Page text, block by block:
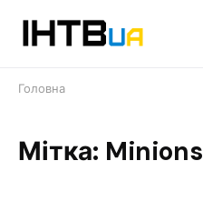
Головна
Мітка: Minions